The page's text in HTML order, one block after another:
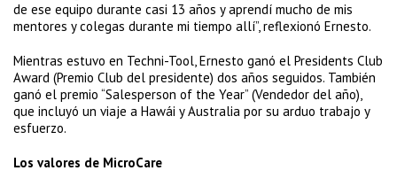
de ese equipo durante casi 13 años y aprendí mucho de mis
mentores y colegas durante mi tiempo allí”, reflexionó Ernesto.
Mientras estuvo en Techni-Tool, Ernesto ganó el Presidents Club
Award (Premio Club del presidente) dos años seguidos. También
ganó el premio “Salesperson of the Year” (Vendedor del año),
que incluyó un viaje a Hawái y Australia por su arduo trabajo y
esfuerzo.
Los valores de MicroCare